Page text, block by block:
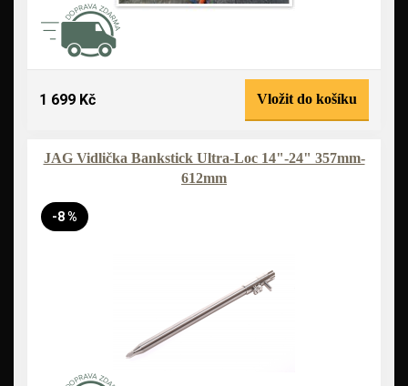
1 699 Kč Vložit do košíku
JAG Vidlička Bankstick Ultra-Loc 14"-24" 357mm-
612mm
-8 %